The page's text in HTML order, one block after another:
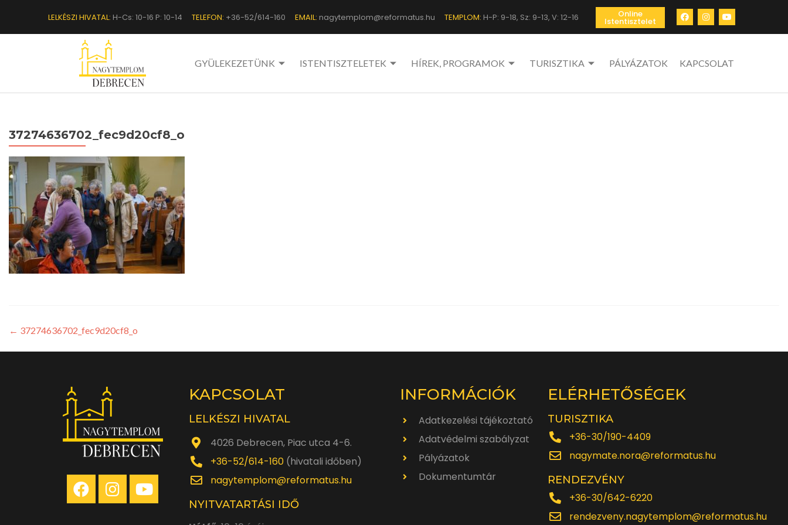
LELKÉSZI HIVATAL: H-Cs: 10-16 P: 10-14 TELEFON: +36-52/614-160 EMAIL: nagytemplom@reformatus.hu TEMPLOM: H-P: 9-18, Sz: 9-13, V: 12-16 Online
Istentisztelet
GYÜLEKEZETÜNK ISTENTISZTELETEK HÍREK, PROGRAMOK TURISZTIKA PÁLYÁZATOK KAPCSOLAT
37274636702_fec9d20cf8_o
← 37274636702_fec9d20cf8_o
KAPCSOLAT
LELKÉSZI HIVATAL
4026 Debrecen, Piac utca 4-6.
+36-52/614-160 (hivatali időben)
nagytemplom@reformatus.hu
NYITVATARTÁSI IDŐ
INFORMÁCIÓK
Adatkezelési tájékoztató
Adatvédelmi szabályzat
Pályázatok
Dokumentumtár
ELÉRHETŐSÉGEK
TURISZTIKA
+36-30/190-4409
nagymate.nora@reformatus.hu
RENDEZVÉNY
+36-30/642-6220
rendezveny.nagytemplom@reformatus.hu